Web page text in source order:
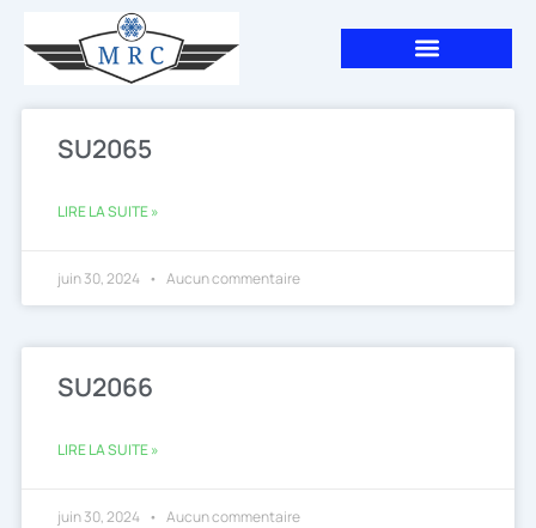
contenu
SU2065
LIRE LA SUITE »
juin 30, 2024 Aucun commentaire
SU2066
LIRE LA SUITE »
juin 30, 2024 Aucun commentaire